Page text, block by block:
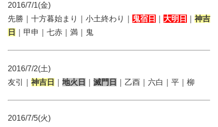
2016/7/1(金)
先勝｜十方暮始まり｜小土終わり｜
鬼宿日 大明日
神吉
日
｜甲申｜七赤｜満｜鬼
2016/7/2(土)
友引｜ 神吉日 地火日 滅門日 ｜乙酉｜六白｜平｜柳
2016/7/5(火)